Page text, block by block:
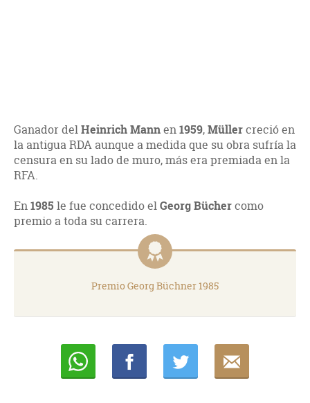
Ganador delHeinrich Mannen1959,Müllercreció en
la antigua RDA aunque a medida que su obra sufría la
censura en su lado de muro, más era premiada en la
RFA.
En1985 le fue concedido elGeorg Büchercomo
premio a toda su carrera.
Premio Georg Büchner 1985